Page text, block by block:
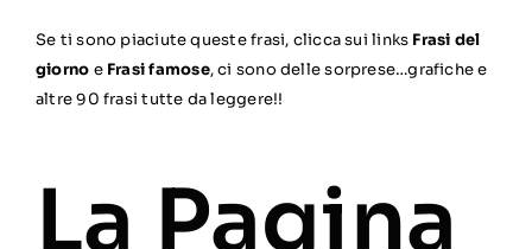
Se ti sono piaciute queste frasi, clicca sui links Frasi del
giorno e Frasi famose, ci sono delle sorprese…grafiche e
altre 90 frasi tutte da leggere!!
La Pagina